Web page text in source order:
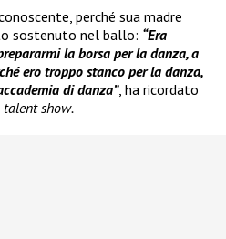
perché sua madre
sostenuto nel ballo: “Era
la borsa per la danza, a
ero troppo stanco per la danza,
di danza”, ha ricordato
talent show.